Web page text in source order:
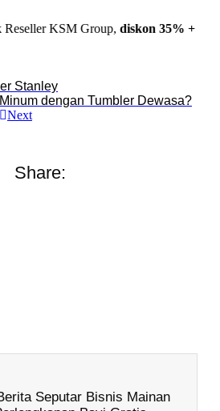
KSM Group,diskon 35% + Cashback
Stanley
dengan Tumbler Dewasa?
Next
Share:
Seputar Bisnis Mainan